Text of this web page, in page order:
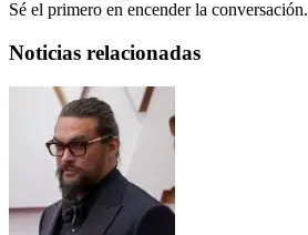
Sé el primero en encender la conversación.
Noticias relacionadas